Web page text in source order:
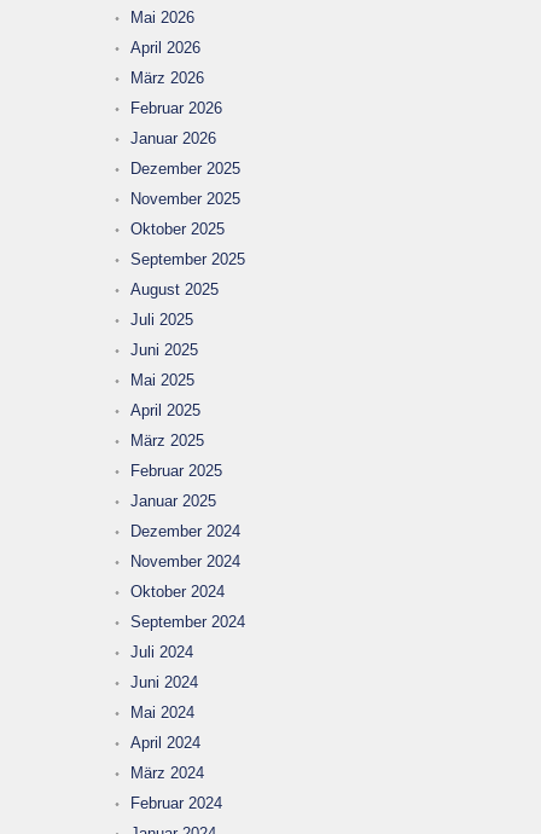
Mai 2026
April 2026
März 2026
Februar 2026
Januar 2026
Dezember 2025
November 2025
Oktober 2025
September 2025
August 2025
Juli 2025
Juni 2025
Mai 2025
April 2025
März 2025
Februar 2025
Januar 2025
Dezember 2024
November 2024
Oktober 2024
September 2024
Juli 2024
Juni 2024
Mai 2024
April 2024
März 2024
Februar 2024